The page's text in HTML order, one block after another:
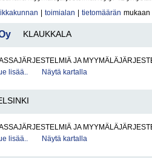
toimialan tietomäärän mukaan
KLAUKKALA
JA
lisää..
Näytä kartalla
JA
lisää..
Näytä kartalla